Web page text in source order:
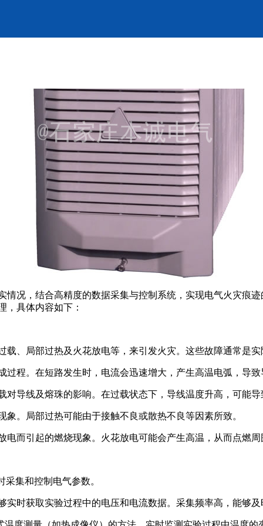
情况，结合高精度的数据采集与控制系统，实现电气火灾痕
，具体内容如下：
、局部过热及火花放电等，来引发火灾。这些故障通常是
程。在短路发生时，电流会迅速增大，产生高温电弧，导
导线及熔珠的影响。在过载状态下，导线温度升高，可能
。局部过热可能由于接触不良或散热不良等因素所致。
而引起的燃烧现象。火花放电可能会产生高温，从而点燃
集和控制电气参数。
时获取实验过程中的电压和电流数据。采集频率高，能够